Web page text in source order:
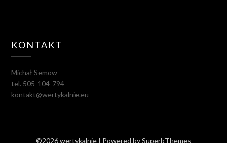
KONTAKT
Michał Semow
tel. 505-104-794
kontakt@wertykalnie.eu
©2026 wertykalnie | Powered bySuperbThemes